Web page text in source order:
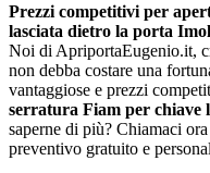
Prezzi competitivi per
lasciata dietro la porta
Noi di ApriportaEugenio.it,
non debba costare una
vantaggiose e prezzi
serratura Fiam per chiave
saperne di più? Chiamaci ora
preventivo gratuito e